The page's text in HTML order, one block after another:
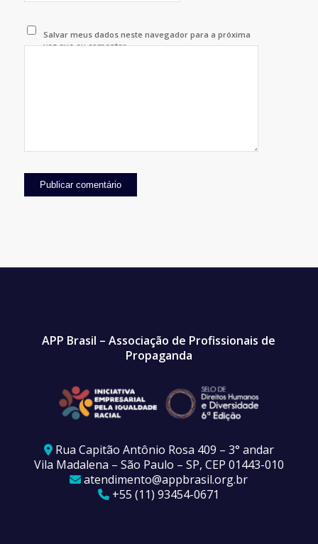
Salvar meus dados neste navegador para a próxima
vez que eu comentar.
APP Brasil – Associação de Profissionais de
Propaganda
Rua Capitão Antônio Rosa 409 – 3° andar
Vila Madalena – São Paulo – SP, CEP 01443-010
atendimento@appbrasil.org.br
+55 (11) 93454-0671